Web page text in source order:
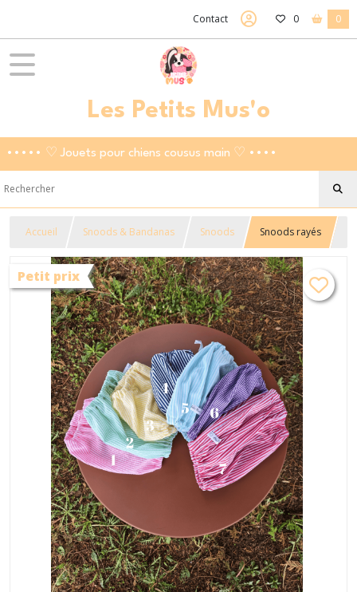
Contact 0 0
Les Petits Mus'o
••••• ♡ Jouets pour chiens cousus main ♡ ••••
Accueil Snoods & Bandanas Snoods Snoods rayés
Petit prix